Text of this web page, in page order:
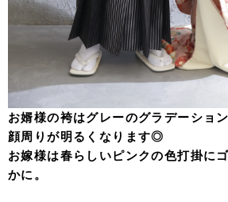
お婿様の袴はグレーのグラデーショ
顔周りが明るくなります◎
お嫁様は春らしいピンクの色打掛に
かに。